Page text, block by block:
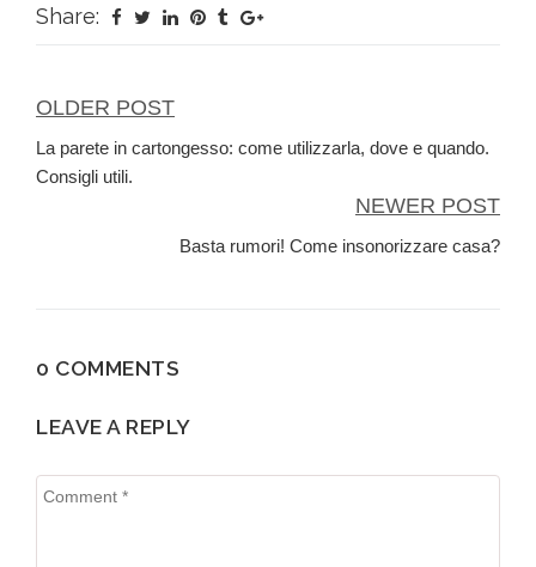
Share:
Navigazione
articoli
OLDER POST
La parete in cartongesso: come utilizzarla, dove e quando.
Consigli utili.
NEWER POST
Basta rumori! Come insonorizzare casa?
0 COMMENTS
LEAVE A REPLY